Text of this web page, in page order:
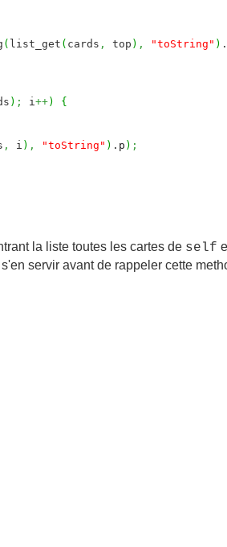
( list_get ( cards , top ) , "toString" ) .
) ; i++)
{
, i ) , "toString" ) . p ) ;
la liste toutes les cartes de self
servir avant de rappeler cette